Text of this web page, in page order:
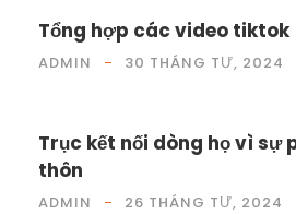
Tổng hợp các video tiktok
ADMIN 30 THÁNG TƯ, 2024
Trục kết nối dòng họ vì sự
thôn
ADMIN 26 THÁNG TƯ, 2024